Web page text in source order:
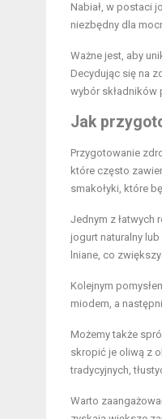
Nabiał, w postaci
niezbędny dla
Ważne jest, aby
Decydując się na
wybór składników
Jak
Przygotowanie
które często
smakołyki, które
Jednym z łatwych
jogurt naturalny
lniane, co
Kolejnym
miodem, a
Możemy także
skropić je oliwą z
tradycyjnych,
Warto